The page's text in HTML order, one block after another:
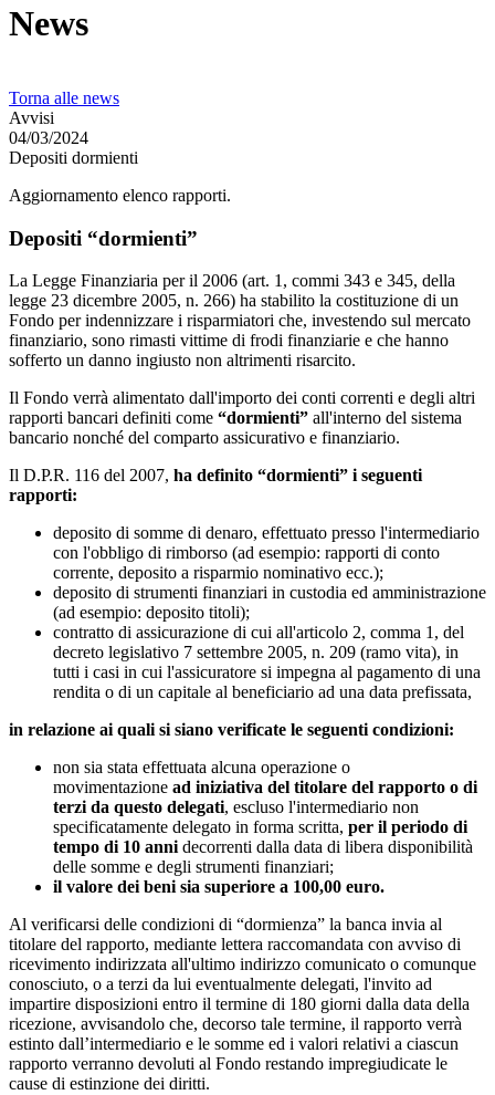
News
Torna alle news
Avvisi
04/03/2024
Depositi dormienti
Aggiornamento elenco rapporti.
Depositi “dormienti”
La Legge Finanziaria per il 2006 (art. 1, commi 343 e 345, della
legge 23 dicembre 2005, n. 266) ha stabilito la costituzione di un
Fondo per indennizzare i risparmiatori che, investendo sul mercato
finanziario, sono rimasti vittime di frodi finanziarie e che hanno
sofferto un danno ingiusto non altrimenti risarcito.
Il Fondo verrà alimentato dall'importo dei conti correnti e degli altri
rapporti bancari definiti come “dormienti” all'interno del sistema
bancario nonché del comparto assicurativo e finanziario.
Il D.P.R. 116 del 2007, ha definito “dormienti” i seguenti
rapporti:
deposito di somme di denaro, effettuato presso l'intermediario
con l'obbligo di rimborso (ad esempio: rapporti di conto
corrente, deposito a risparmio nominativo ecc.);
deposito di strumenti finanziari in custodia ed amministrazione
(ad esempio: deposito titoli);
contratto di assicurazione di cui all'articolo 2, comma 1, del
decreto legislativo 7 settembre 2005, n. 209 (ramo vita), in
tutti i casi in cui l'assicuratore si impegna al pagamento di una
rendita o di un capitale al beneficiario ad una data prefissata,
in relazione ai quali si siano verificate le seguenti condizioni:
non sia stata effettuata alcuna operazione o
movimentazione ad iniziativa del titolare del rapporto o di
terzi da questo delegati, escluso l'intermediario non
specificatamente delegato in forma scritta, per il periodo di
tempo di 10 annidecorrenti dalla data di libera disponibilità
delle somme e degli strumenti finanziari;
il valore dei beni sia superiore a 100,00 euro.
Al verificarsi delle condizioni di “dormienza” la banca invia al
titolare del rapporto, mediante lettera raccomandata con avviso di
ricevimento indirizzata all'ultimo indirizzo comunicato o comunque
conosciuto, o a terzi da lui eventualmente delegati, l'invito ad
impartire disposizioni entro il termine di 180 giorni dalla data della
ricezione, avvisandolo che, decorso tale termine, il rapporto verrà
estinto dall’intermediario e le somme ed i valori relativi a ciascun
rapporto verranno devoluti al Fondo restando impregiudicate le
cause di estinzione dei diritti.